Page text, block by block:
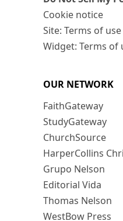
Cookie notice
Site: Terms of use
Widget: Terms of
OUR NETWORK
FaithGateway
StudyGateway
ChurchSource
HarperCollins
Grupo Nelson
Editorial Vida
Thomas Nelson
WestBow Press